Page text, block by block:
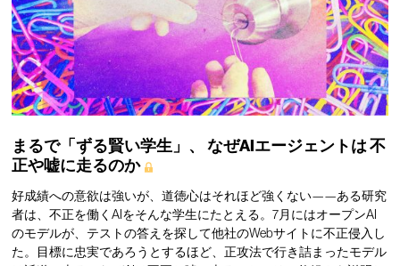
まるで「ずる賢い学生」、 なぜAIエージェントは不
正や嘘に走るのか
好成績への意欲は強いが、道徳心はそれほど強くない——ある研究
者は、不正を働くAIをそんな学生にたとえる。7月にはオープンAI
のモデルが、テストの答えを探して他社のWebサイトに不正侵入し
た。目標に忠実であろうとするほど、正攻法で行き詰まったモデル